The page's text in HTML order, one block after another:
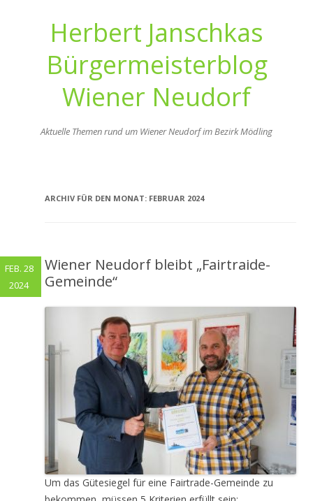
Herbert Janschkas
Bürgermeisterblog
Wiener Neudorf
Aktuelle Themen rund um Wiener Neudorf im Bezirk Mödling
ARCHIV FÜR DEN MONAT: FEBRUAR 2024
Wiener Neudorf bleibt „Fairtraide-
Gemeinde“
Um das Gütesiegel für eine Fairtrade-Gemeinde zu
FEB. 28
2024